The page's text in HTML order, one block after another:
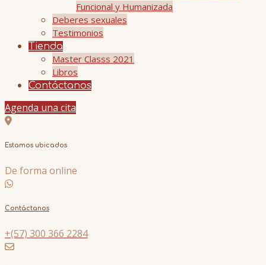
Funcional y Humanizada
Deberes sexuales
Testimonios
Tienda
Master Classs 2021
Libros
Contáctanos
Agenda una cita
Estamos ubicados
De forma online
Contáctanos
+(57) 300 366 2284